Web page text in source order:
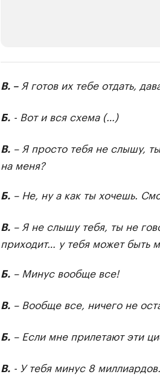
Найдите и проверьте данные в каталоге
В. –Я готов их тебе отдать,
Б.- Вот и вся схема (…)
В.– Я просто тебя не слышу,
на меня?
Б.– Не, ну а как ты хочешь.
В.– Я не слышу тебя, ты не
приходит… у тебя может быть
Б.– Минус вообще все!
В.– Вообще все, ничего не
Б.– Если мне прилетают эти
В.- У тебя минус 8 миллиардов.